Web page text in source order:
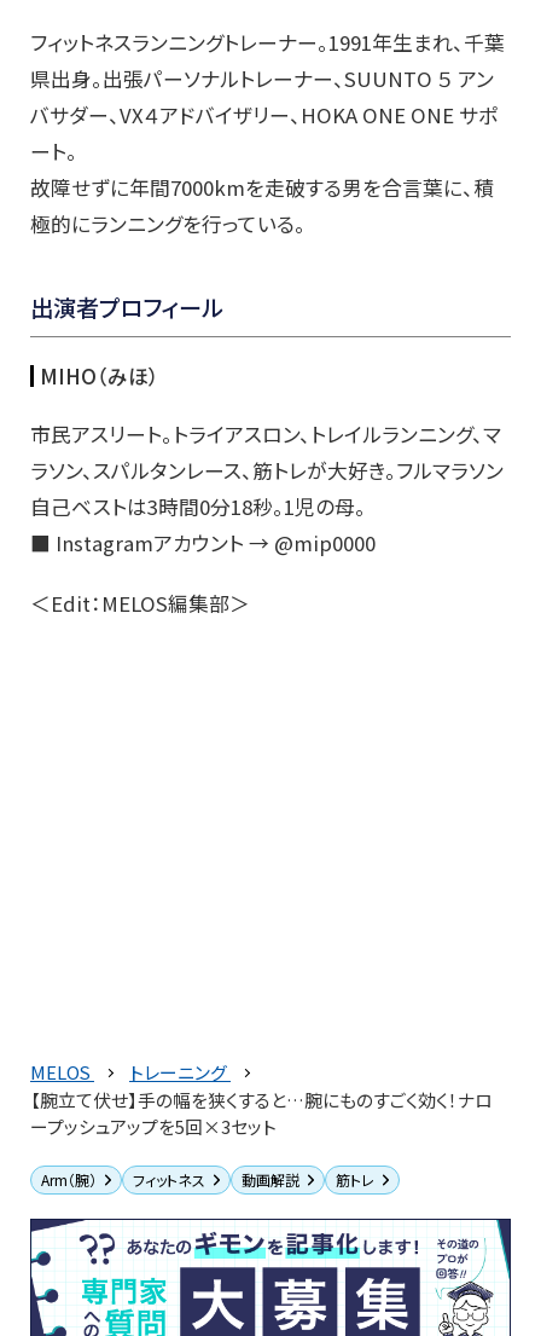
フィットネスランニングトレーナー。1991年生まれ、千葉
県出身。出張パーソナルトレーナー、SUUNTO ５ アン
バサダー、VX４アドバイザリー、HOKA ONE ONE サポ
ート。
故障せずに年間7000kmを走破する男を合言葉に、積
極的にランニングを行っている。
出演者プロフィール
MIHO（みほ）
市民アスリート。トライアスロン、トレイルランニング、マ
ラソン、スパルタンレース、筋トレが大好き。フルマラソン
自己ベストは3時間0分18秒。1児の母。
■ Instagramアカウント → @mip0000
＜Edit：MELOS編集部＞
MELOS
トレーニング
【腕立て伏せ】手の幅を狭くすると…腕にものすごく効く！ナロ
ープッシュアップを5回×3セット
Arm（腕） フィットネス 動画解説 筋トレ